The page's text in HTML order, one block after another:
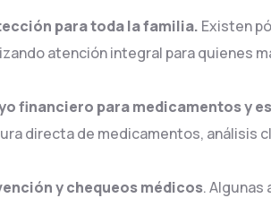
para toda la familia. Existen
atención integral para quienes
financiero para medicamentos y
directa de medicamentos, análisis
y chequeos médicos.